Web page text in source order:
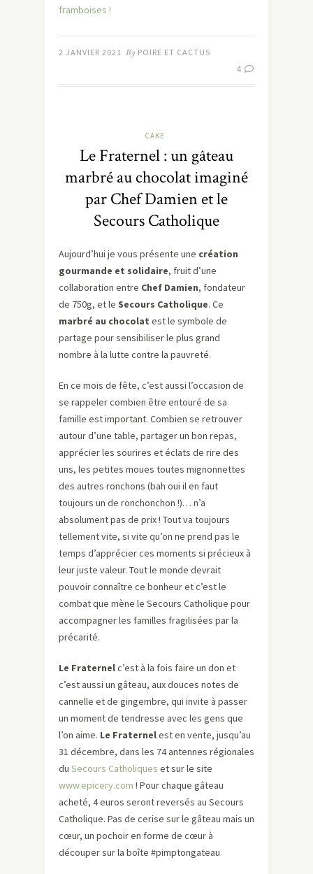
framboises !
2 JANVIER 2021 By POIRE ET CACTUS
4
CAKE
Le Fraternel : un gâteau
marbré au chocolat imaginé
par Chef Damien et le
Secours Catholique
Aujourd’hui je vous présente une création
gourmande et solidaire, fruit d’une
collaboration entre Chef Damien, fondateur
de 750g, et le Secours Catholique. Ce
marbré au chocolat est le symbole de
partage pour sensibiliser le plus grand
nombre à la lutte contre la pauvreté.
En ce mois de fête, c’est aussi l’occasion de
se rappeler combien être entouré de sa
famille est important. Combien se retrouver
autour d’une table, partager un bon repas,
apprécier les sourires et éclats de rire des
uns, les petites moues toutes mignonnettes
des autres ronchons (bah oui il en faut
toujours un de ronchonchon !)… n’a
absolument pas de prix ! Tout va toujours
tellement vite, si vite qu’on ne prend pas le
temps d’apprécier ces moments si précieux à
leur juste valeur. Tout le monde devrait
pouvoir connaître ce bonheur et c’est le
combat que mène le Secours Catholique pour
accompagner les familles fragilisées par la
précarité.
Le Fraternelc’est à la fois faire un don et
c’est aussi un gâteau, aux douces notes de
cannelle et de gingembre, qui invite à passer
un moment de tendresse avec les gens que
l’on aime. Le Fraternelest en vente, jusqu’au
31 décembre, dans les 74 antennes régionales
du Secours Catholiques et sur le site
www.epicery.com ! Pour chaque gâteau
acheté, 4 euros seront reversés au Secours
Catholique. Pas de cerise sur le gâteau mais un
cœur, un pochoir en forme de cœur à
découper sur la boîte #pimptongateau